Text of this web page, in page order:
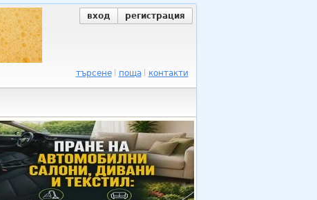
вход регистрация
търсене поща контакти